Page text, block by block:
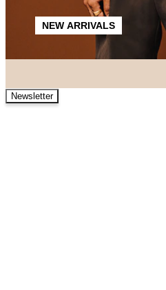
NEW ARRIVALS
Newsletter